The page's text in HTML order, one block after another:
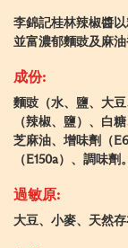
李錦記桂林辣椒醬
並富濃郁麵豉及麻
成份:
麵豉（水、鹽、大
（辣椒、鹽）、白
芝麻油、增味劑（
（E150a）、調味
過敏原:
大豆、小麥、天然存